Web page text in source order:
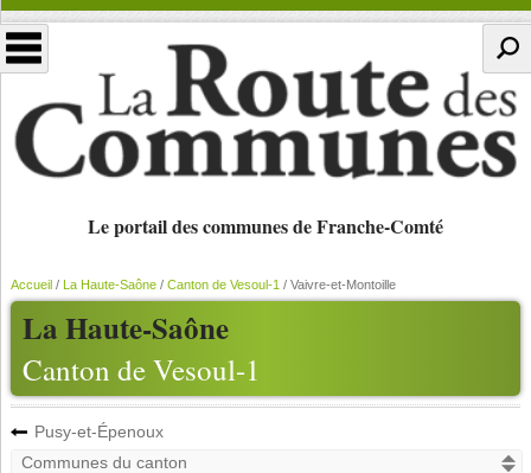
Le portail des communes de Franche-Comté
La Haute-Saône
Canton de Vesoul-1
Accueil/ La Haute-Saône/ Canton de Vesoul-1 / Vaivre-et-Montoille
Pusy-et-Épenoux